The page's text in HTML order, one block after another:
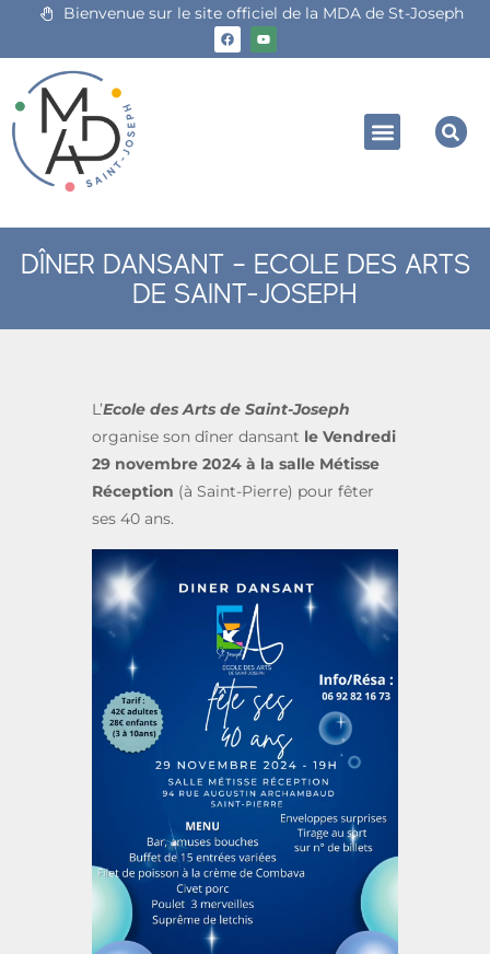
Bienvenue sur le site officiel de la MDA de St-Joseph
DÎNER DANSANT – ECOLE DES ARTS
DE SAINT-JOSEPH
L’Ecole des Arts de Saint-Joseph
organise son dîner dansant le Vendredi
29 novembre 2024 à la salle Métisse
Réception (à Saint-Pierre) pour fêter
ses 40 ans.